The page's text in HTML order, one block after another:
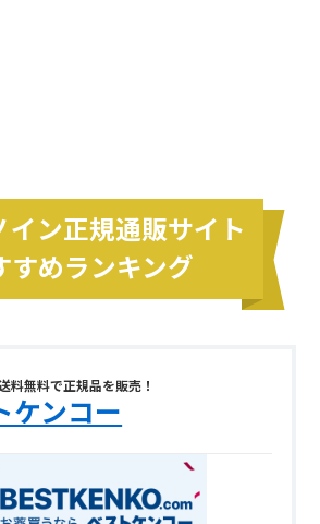
イン正規通販サイト
すめランキング
料無料で正規品を販売！
ケンコー